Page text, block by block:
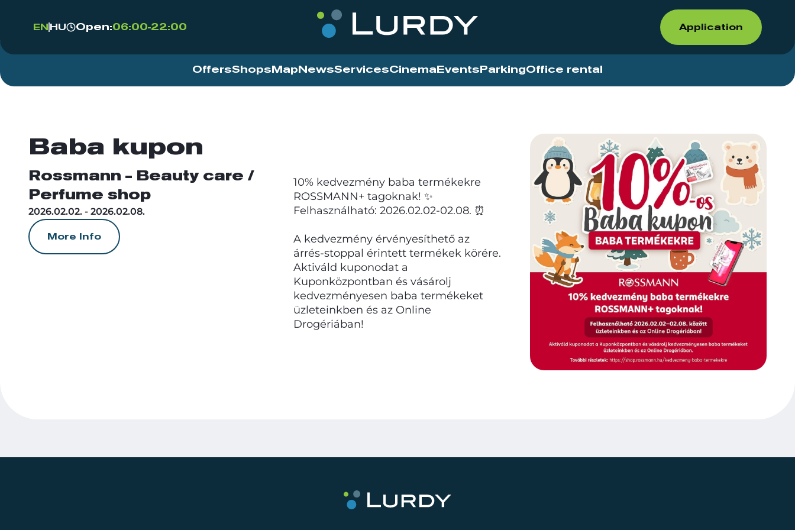
EN HU Open:06:00-22:00 Application
OffersShops Map NewsServicesCinema Events ParkingOffice rental
Baba kupon
Rossmann - Beauty care /
Perfume shop
2026.02.02. - 2026.02.08.
More Info
10% kedvezmény baba termékekre
ROSSMANN+ tagoknak! ✨
Felhasználható: 2026.02.02-02.08. ⏰
A kedvezmény érvényesíthető az
árrés-stoppal érintett termékek körére.
Aktiváld kuponodat a
Kuponközpontban és vásárolj
kedvezményesen baba termékeket
üzleteinkben és az Online
Drogériában!